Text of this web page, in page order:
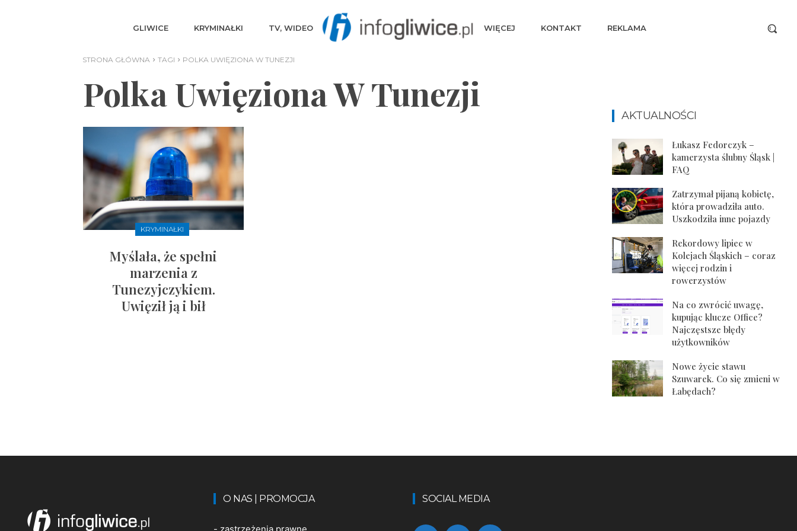
GLIWICE KRYMINAŁKI TV, WIDEO WIĘCEJ KONTAKT REKLAMA
STRONA GŁÓWNA TAGI POLKA UWIĘZIONA W TUNEZJI
Polka Uwięziona W Tunezji
KRYMINAŁKI
Myślała, że spełni
marzenia z
Tunezyjczykiem.
Uwięził ją i bił
AKTUALNOŚCI
Łukasz Fedorczyk –
kamerzysta ślubny Śląsk |
FAQ
Zatrzymał pijaną kobietę,
która prowadziła auto.
Uszkodziła inne pojazdy
Rekordowy lipiec w
Kolejach Śląskich – coraz
więcej rodzin i
rowerzystów
Na co zwrócić uwagę,
kupując klucze Office?
Najczęstsze błędy
użytkowników
Nowe życie stawu
Szuwarek. Co się zmieni w
Łabędach?
O NAS | PROMOCJA
- zastrzeżenia prawne
SOCIAL MEDIA